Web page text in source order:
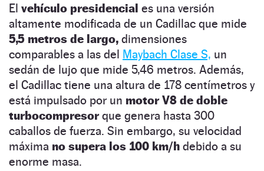
El vehículo presidencial es una versión
altamente modificada de un Cadillac que mide
5,5 metros de largo, dimensiones
comparables a las del Maybach Clase S, un
sedán de lujo que mide 5,46 metros. Además,
el Cadillac tiene una altura de 178 centímetros y
está impulsado por un motor V8 de doble
turbocompresorque genera hasta 300
caballos de fuerza. Sin embargo, su velocidad
máxima no supera los 100 km/h debido a su
enorme masa.